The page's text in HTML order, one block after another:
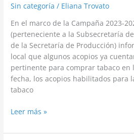
Sin categoría / Eliana Trovato
En el marco de la Campaña 2023-
(perteneciente a la Subsecretaría
de la Secretaría de Producción)
local que algunos acopios ya
pertinente para comprar tabaco en
fecha, los acopios habilitados para
tabaco
Leer más »